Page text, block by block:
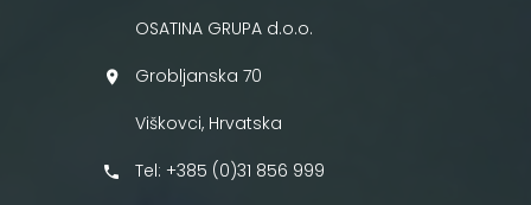
OSATINA GRUPA d.o.o.
Grobljanska 70
Viškovci, Hrvatska
Tel: +385 (0)31 856 999